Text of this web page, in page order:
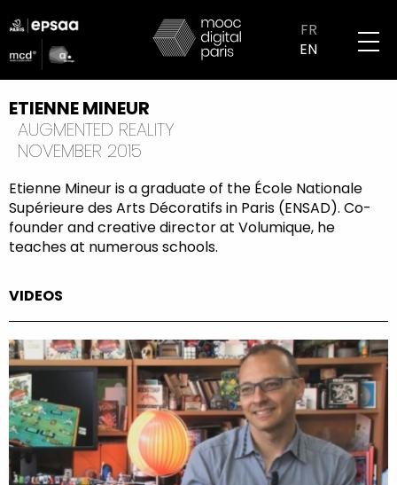
to
main
content
logo
partenaires
mobile
FR
EN
ETIENNE MINEUR
AUGMENTED REALITY
NOVEMBER 2015
Etienne Mineur is a graduate of the École Nationale
Supérieure des Arts Décoratifs in Paris (ENSAD). Co-
founder and creative director at Volumique, he
teaches at numerous schools.
VIDEOS